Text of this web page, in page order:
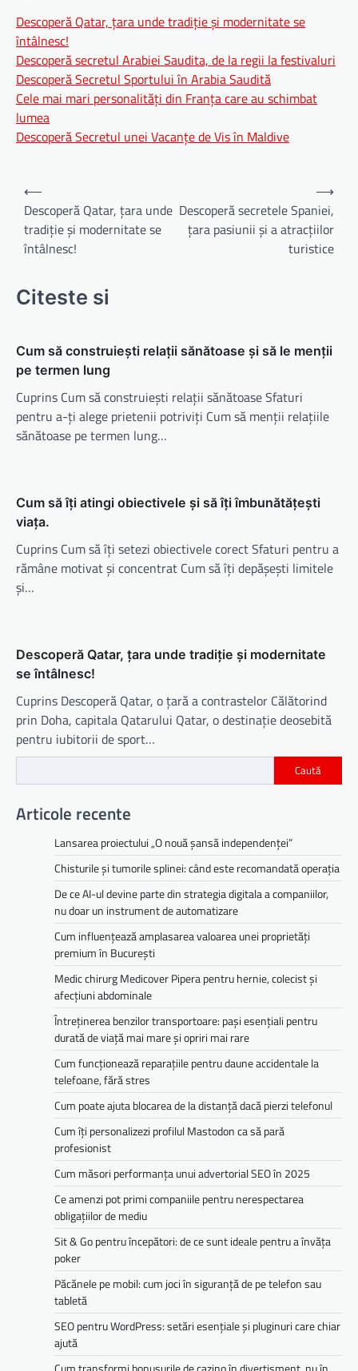
Descoperă Qatar, țara unde tradiție și modernitate se
întâlnesc!
Descoperă secretul Arabiei Saudita, de la regii la festivaluri
Descoperă Secretul Sportului în Arabia Saudită
Cele mai mari personalități din Franța care au schimbat
lumea
Descoperă Secretul unei Vacanțe de Vis în Maldive
Navigare
în
articole
⟵
Descoperă Qatar, țara unde
tradiție și modernitate se
întâlnesc!
Descoperă secretele Spaniei,
țara pasiunii și a atracțiilor
turistice
⟶
Citeste si
Cum să construiești relații sănătoase și să le menții
pe termen lung
Cuprins Cum să construiești relații sănătoase Sfaturi
pentru a-ți alege prietenii potriviți Cum să menții relațiile
sănătoase pe termen lung…
Cum să îți atingi obiectivele și să îți îmbunătățești
viața.
Cuprins Cum să îți setezi obiectivele corect Sfaturi pentru a
rămâne motivat și concentrat Cum să îți depășești limitele
și…
Descoperă Qatar, țara unde tradiție și modernitate
se întâlnesc!
Cuprins Descoperă Qatar, o țară a contrastelor Călătorind
prin Doha, capitala Qatarului Qatar, o destinație deosebită
pentru iubitorii de sport…
Caută
Articole recente
Lansarea proiectului „O nouă șansă independenței”
Chisturile și tumorile splinei: când este recomandată operația
De ce AI-ul devine parte din strategia digitala a companiilor,
nu doar un instrument de automatizare
Cum influențează amplasarea valoarea unei proprietăți
premium în București
Medic chirurg Medicover Pipera pentru hernie, colecist și
afecțiuni abdominale
Întreținerea benzilor transportoare: pași esențiali pentru
durată de viață mai mare și opriri mai rare
Cum funcționează reparațiile pentru daune accidentale la
telefoane, fără stres
Cum poate ajuta blocarea de la distanță dacă pierzi telefonul
Cum îți personalizezi profilul Mastodon ca să pară
profesionist
Cum măsori performanța unui advertorial SEO în 2025
Ce amenzi pot primi companiile pentru nerespectarea
obligațiilor de mediu­­
Sit & Go pentru începători: de ce sunt ideale pentru a învăța
poker
Păcănele pe mobil: cum joci în siguranță de pe telefon sau
tabletă
SEO pentru WordPress: setări esențiale și pluginuri care chiar
ajută